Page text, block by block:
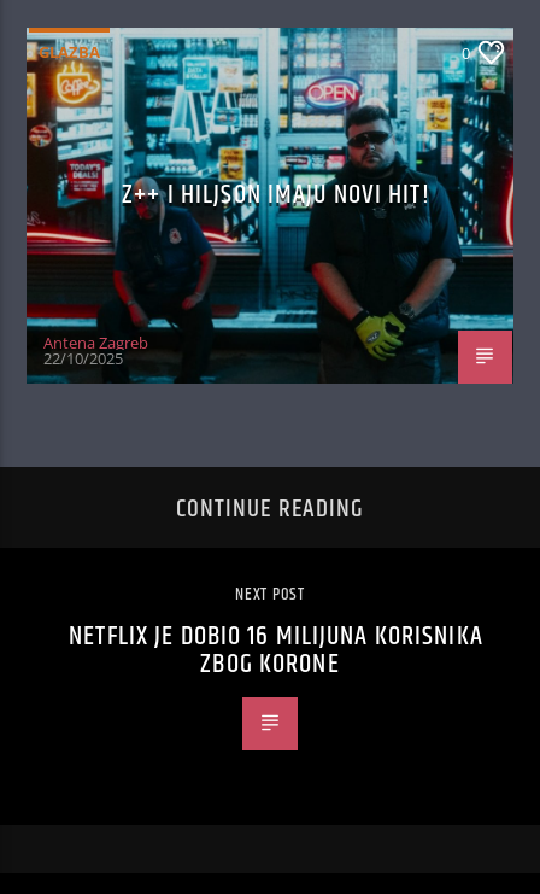
GLAZBA 0
Z++ I HILJSON IMAJU NOVI HIT!
Antena Zagreb
22/10/2025
CONTINUE READING
NEXT POST
NETFLIX JE DOBIO 16 MILIJUNA KORISNIKA
ZBOG KORONE